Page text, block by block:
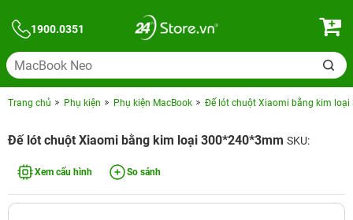
1900.0351
Trang chủ Phụ kiện Phụ kiện MacBook Đế lót chuột Xiaomi bằng kim
Đế lót chuột Xiaomi bằng kim loại 300*240*3mm SKU:
Xem cấu hình So sánh